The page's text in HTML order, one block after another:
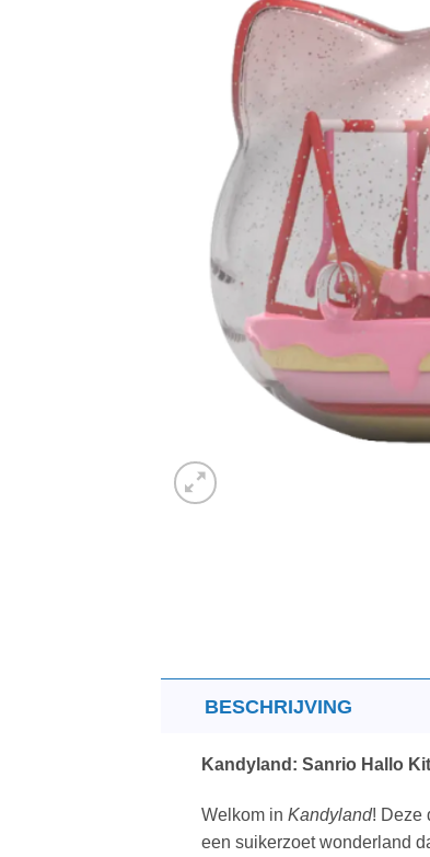
BESCHRIJVING
Kandyland: Sanrio Hallo
Welkom in Kandyland! Deze
een suikerzoet wonderland